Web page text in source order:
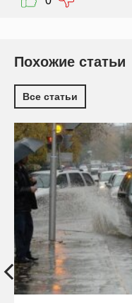
Похожие статьи
Все статьи